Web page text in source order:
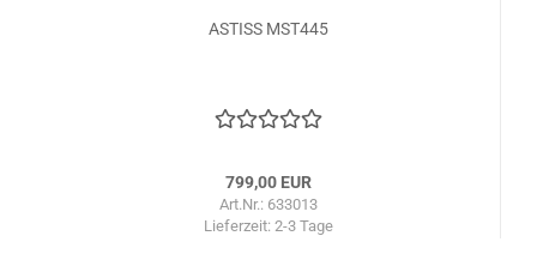
ASTISS MST445
799,00 EUR
Art.Nr.: 633013
Lieferzeit: 2-3 Tage